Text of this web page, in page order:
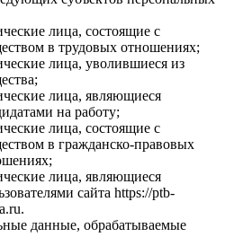
лица, состоящие с
в трудовых отношениях;
лица, уволившиеся из
лица, являющиеся
на работу;
лица, состоящие с
в гражданско-правовых
лица, являющиеся
сайта https://ptb-
данные, обрабатываемые